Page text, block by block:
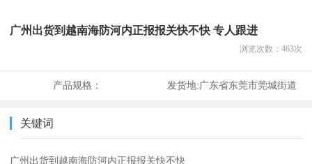
广州出货到越南海防河内正报报关快不快 专人跟进
浏览次数： 463次
产品规格： 发货地:广东省东莞市莞城街道
关键词
广州出货到越南海防河内正报报关快不快